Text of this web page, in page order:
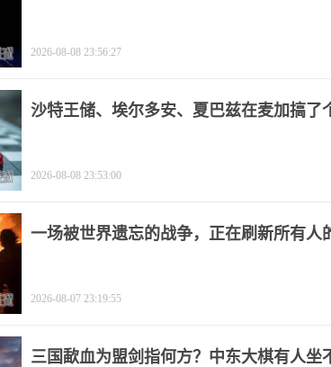
2026-08-08 23:56:27
沙特王储、埃尔多安、夏巴兹在麦加搞了
2026-08-08 23:53:00
一场被世界遗忘的战争，正在刷新所有人
2026-08-07 23:19:55
三国歃血为盟剑指何方？中东大棋有人坐